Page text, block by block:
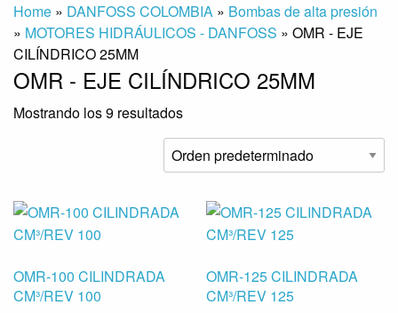
Home » DANFOSS COLOMBIA » Bombas de alta presión
» MOTORES HIDRÁULICOS - DANFOSS » OMR - EJE
CILÍNDRICO 25MM
OMR - EJE CILÍNDRICO 25MM
Mostrando los 9 resultados
OMR-100 CILINDRADA
CM³/REV 100
OMR-125 CILINDRADA
CM³/REV 125